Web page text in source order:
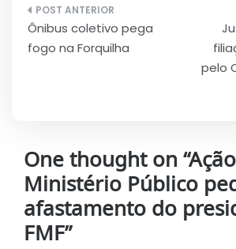
Navegação
de
Ônibus coletivo pega
fogo na Forquilha
pelo
One thought on “
Ministério Público
afastamento do
FMF”